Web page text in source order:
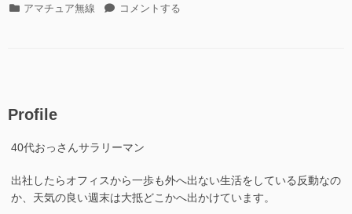
カ アマチュア無線
Arduino
コメントする
Profile
40代おっさんサラリーマン
出社したらオフィスから一歩も外へ出ない生活をしている反動なの
か、天気の良い週末は大抵どこかへ出かけています。